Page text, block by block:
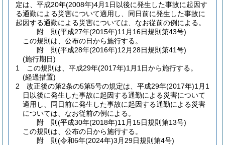
定は、平成20年(2008年)4月1日以後に発生した事故に起因す
る通勤による災害について適用し、同日前に発生した事故に
起因する通勤による災害については、なお従前の例による。
附 則(平成27年(2015年)11月16日規則第43号)
この規則は、公布の日から施行する。
附 則(平成28年(2016年)12月28日規則第41号)
(施行期日)
1
この規則は、平成29年(2017年)1月1日から施行する。
(経過措置)
2
改正後の第2条の5第5号の規定は、平成29年(2017年)1月1
日以後に発生した事故に起因する通勤による災害について
適用し、同日前に発生した事故に起因する通勤による災害
については、なお従前の例による。
附 則(平成30年(2018年)11月15日規則第13号)
この規則は、公布の日から施行する。
附 則(令和6年(2024年)3月29日規則第4号)